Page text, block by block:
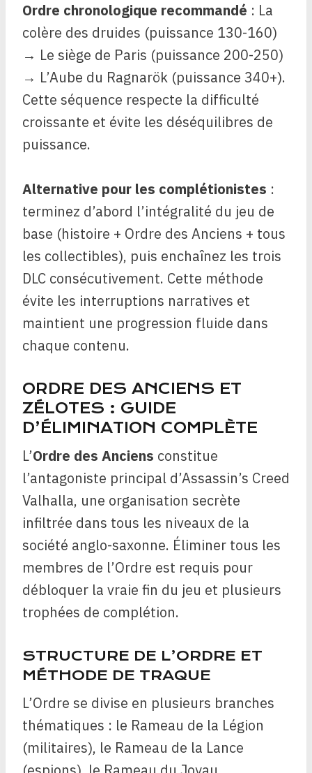
Ordre chronologique recommandé : La
colère des druides (puissance 130-160)
→ Le siège de Paris (puissance 200-250)
→ L’Aube du Ragnarök (puissance 340+).
Cette séquence respecte la difficulté
croissante et évite les déséquilibres de
puissance.
Alternative pour les complétionistes :
terminez d’abord l’intégralité du jeu de
base (histoire + Ordre des Anciens + tous
les collectibles), puis enchaînez les trois
DLC consécutivement. Cette méthode
évite les interruptions narratives et
maintient une progression fluide dans
chaque contenu.
ORDRE DES ANCIENS ET
ZÉLOTES : GUIDE
D’ÉLIMINATION COMPLÈTE
L’Ordre des Anciens constitue
l’antagoniste principal d’Assassin’s Creed
Valhalla, une organisation secrète
infiltrée dans tous les niveaux de la
société anglo-saxonne. Éliminer tous les
membres de l’Ordre est requis pour
débloquer la vraie fin du jeu et plusieurs
trophées de complétion.
STRUCTURE DE L’ORDRE ET
MÉTHODE DE TRAQUE
L’Ordre se divise en plusieurs branches
thématiques : le Rameau de la Légion
(militaires), le Rameau de la Lance